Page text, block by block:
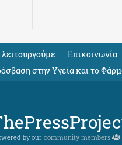
Eπικοινωνία
στην Υγεία και το
by our community members